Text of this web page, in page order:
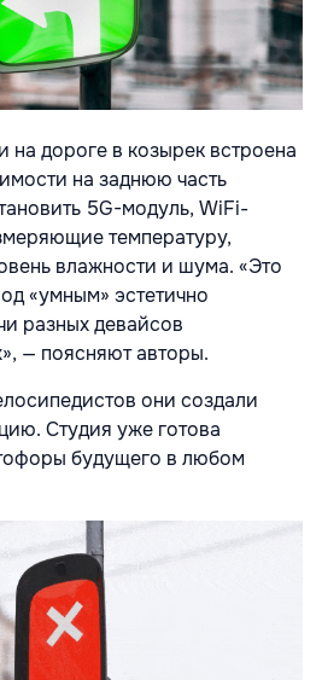
на дороге в козырек встроена
на заднюю часть
5G-модуль, WiFi-
температуру,
влажности и шума. «Это
«умным» эстетично
разных девайсов
— поясняют авторы.
они создали
Студия уже готова
будущего в любом